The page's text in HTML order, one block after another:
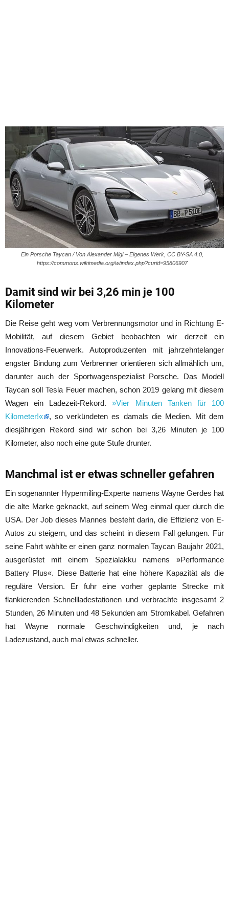
Ein Porsche Taycan / Von Alexander Migl – Eigenes Werk, CC BY-SA 4.0,
https://commons.wikimedia.org/w/index.php?curid=95806907
Damit sind wir bei 3,26 min je 100
Kilometer
Die Reise geht weg vom Verbrennungsmotor und in Richtung E-
Mobilität, auf diesem Gebiet beobachten wir derzeit ein
Innovations-Feuerwerk. Autoproduzenten mit jahrzehntelanger
engster Bindung zum Verbrenner orientieren sich allmählich um,
darunter auch der Sportwagenspezialist Porsche. Das Modell
Taycan soll Tesla Feuer machen, schon 2019 gelang mit diesem
Wagen ein Ladezeit-Rekord.»Vier Minuten Tanken für 100
Kilometer!«
, so verkündeten es damals die Medien. Mit dem
diesjährigen Rekord sind wir schon bei 3,26 Minuten je 100
Kilometer, also noch eine gute Stufe drunter.
Manchmal ist er etwas schneller gefahren
Ein sogenannter Hypermiling-Experte namens Wayne Gerdes hat
die alte Marke geknackt, auf seinem Weg einmal quer durch die
USA. Der Job dieses Mannes besteht darin, die Effizienz von E-
Autos zu steigern, und das scheint in diesem Fall gelungen. Für
seine Fahrt wählte er einen ganz normalen Taycan Baujahr 2021,
ausgerüstet mit einem Spezialakku namens »Performance
Battery Plus«. Diese Batterie hat eine höhere Kapazität als die
reguläre Version. Er fuhr eine vorher geplante Strecke mit
flankierenden Schnellladestationen und verbrachte insgesamt 2
Stunden, 26 Minuten und 48 Sekunden am Stromkabel. Gefahren
hat Wayne normale Geschwindigkeiten und, je nach
Ladezustand, auch mal etwas schneller.